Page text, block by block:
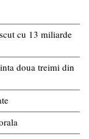
cu 13 miliarde
doua treimi din